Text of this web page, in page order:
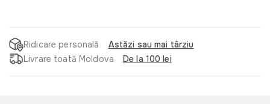
Ridicare personală
Astăzi sau mai târziu
Livrare toată Moldova
De la 100 lei